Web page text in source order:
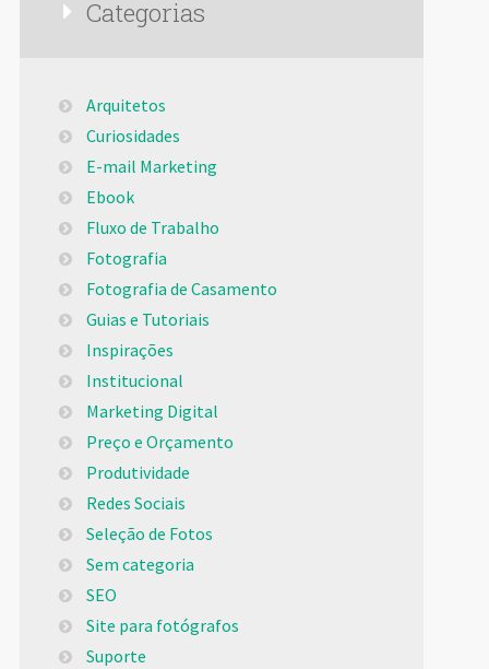
Categorias
Arquitetos
Curiosidades
E-mail Marketing
Ebook
Fluxo de Trabalho
Fotografia
Fotografia de Casamento
Guias e Tutoriais
Inspirações
Institucional
Marketing Digital
Preço e Orçamento
Produtividade
Redes Sociais
Seleção de Fotos
Sem categoria
SEO
Site para fotógrafos
Suporte